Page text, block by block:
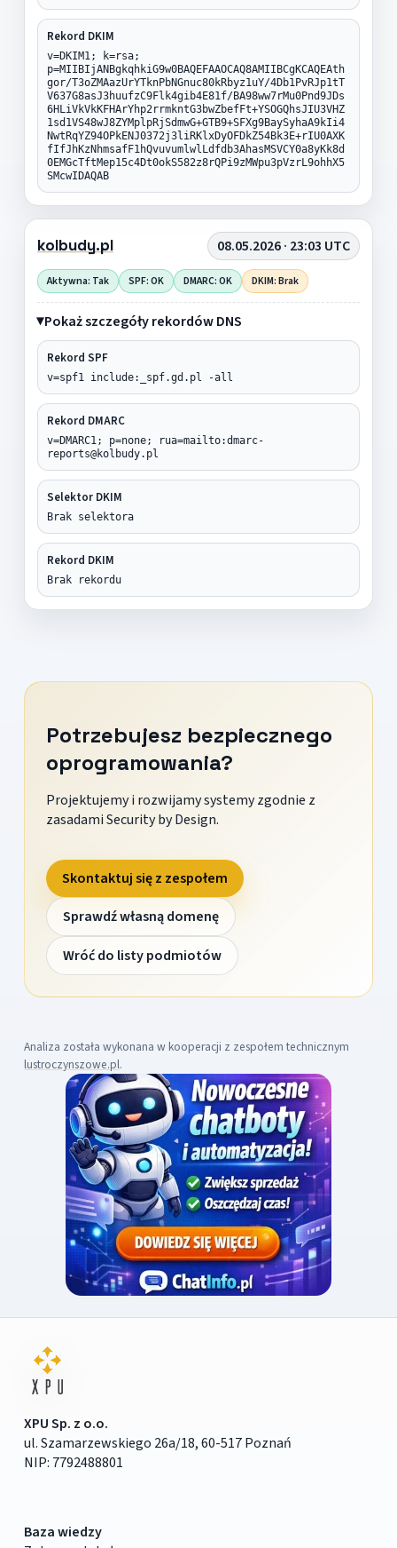
Rekord DKIM
v=DKIM1; k=rsa;
p=MIIBIjANBgkqhkiG9w0BAQEFAAOCAQ8AMIIBCgKCAQEAth
gor/T3oZMAazUrYTknPbNGnuc80kRbyz1uY/4Db1PvRJp1tT
V637G8asJ3huufzC9Flk4gib4E81f/BA98ww7rMu0Pnd9JDs
6HLiVkVkKFHArYhp2rrmkntG3bwZbefFt+YSOGQhsJIU3VHZ
1sd1VS48wJ8ZYMplpRjSdmwG+GTB9+SFXg9BaySyhaA9kIi4
NwtRqYZ94OPkENJ0372j3liRKlxDyOFDkZ54Bk3E+rIU0AXK
fIfJhKzNhmsafF1hQvuvumlwlLdfdb3AhasMSVCY0a8yKk8d
0EMGcTftMep15c4Dt0okS582z8rQPi9zMWpu3pVzrL9ohhX5
SMcwIDAQAB
kolbudy.pl 08.05.2026 · 23:03 UTC
Aktywna: Tak SPF: OK DMARC: OK DKIM: Brak
Pokaż szczegóły rekordów DNS
Rekord SPF
v=spf1 include:_spf.gd.pl -all
Rekord DMARC
v=DMARC1; p=none; rua=mailto:dmarc-
reports@kolbudy.pl
Selektor DKIM
Brak selektora
Rekord DKIM
Brak rekordu
Potrzebujesz bezpiecznego
oprogramowania?
Projektujemy i rozwijamy systemy zgodnie z
zasadami Security by Design.
Skontaktuj się z zespołem
Sprawdź własną domenę
Wróć do listy podmiotów
Analiza została wykonana w kooperacji z zespołem technicznym
lustroczynszowe.pl.
XPU Sp. z o.o.
ul. Szamarzewskiego 26a/18, 60-517 Poznań
NIP: 7792488801
Baza wiedzy